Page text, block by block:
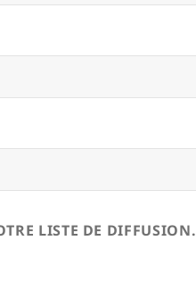
LISTE DE DIFFUSION.